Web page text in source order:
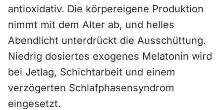
antioxidativ. Die körpereigene Produktion
nimmt mit dem Alter ab, und helles
Abendlicht unterdrückt die Ausschüttung.
Niedrig dosiertes exogenes Melatonin wird
bei Jetlag, Schichtarbeit und einem
verzögerten Schlafphasensyndrom
eingesetzt.